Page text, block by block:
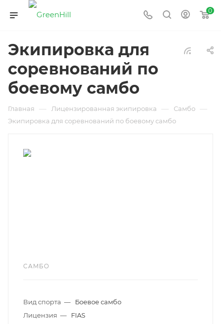
0
Экипировка для
соревнований по
боевому самбо
Главная — Лицензированная экипировка — Самбо —
Экипировка для соревнований по боевому самбо
САМБО
Вид спорта —
Боевое самбо
Лицензия —
FIAS